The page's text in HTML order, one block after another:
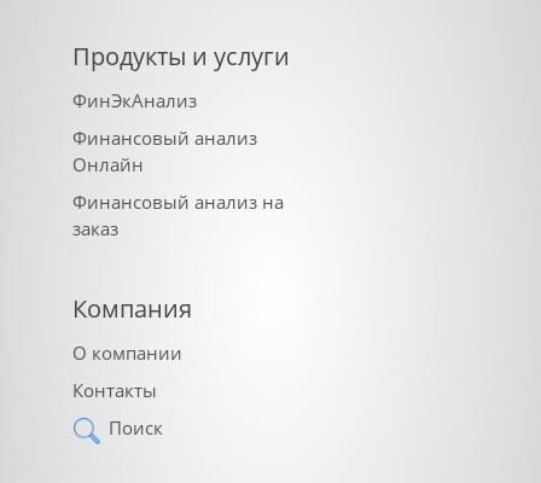
Продукты и услуги
ФинЭкАнализ
Финансовый анализ
Онлайн
Финансовый анализ на
заказ
Компания
О компании
Контакты
Поиск